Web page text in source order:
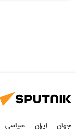
جهان ایران سیاسی